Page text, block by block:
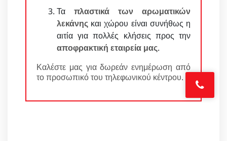
Τα πλαστικά των αρωματικών
λεκάνης και χώρου είναι συνήθως η
αιτία για πολλές κλήσεις προς την
αποφρακτική εταιρεία μας.
Καλέστε μας για δωρεάν ενημέρωση από
το προσωπικό του τηλεφωνικού κέντρου.